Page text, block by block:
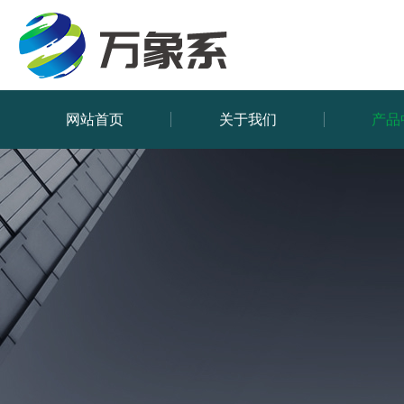
网站首页 关于我们 产品